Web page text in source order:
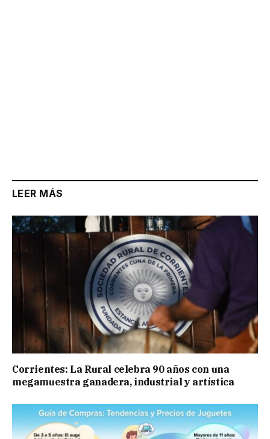
LEER MÁS
Corrientes: La Rural celebra 90 años con una
megamuestra ganadera, industrial y artística